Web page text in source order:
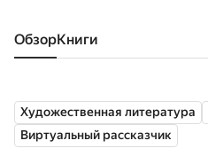
Обзор книги
Художественная литература
Виртуальный рассказчик